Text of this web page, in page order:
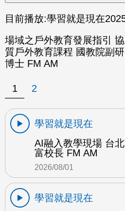
目前播放:學習就是現在
場域之戶外教育發展指引
質戶外教育課程 國教院副
博士 FM AM
1 2
學習就是現在
AI融入教學現場 台
富校長 FM AM
2026/08/01
學習就是現在